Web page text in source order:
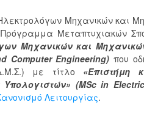
Μηχανικών και
Πρόγραμμα Μεταπτυχιακών
Μηχανικών και
Computer Engineering) που
με τίτλο «Επιστήμη
(MSc in
Λειτουργίας.